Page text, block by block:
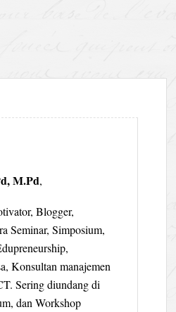
M.Pd,
Blogger,
Seminar, Simposium,
Konsultan manajemen
Sering diundang di
dan Workshop